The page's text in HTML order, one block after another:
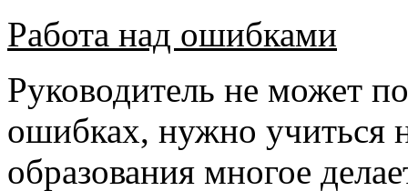
Работа над ошибками
Руководитель не может
ошибках, нужно учиться
образования многое